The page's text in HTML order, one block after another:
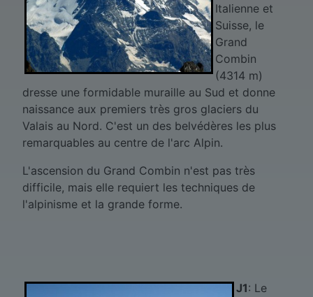
Italienne et
Suisse, le
Grand
Combin
(4314 m)
dresse une formidable muraille au Sud et donne
naissance aux premiers très gros glaciers du
Valais au Nord. C'est un des belvédères les plus
remarquables au centre de l'arc Alpin.
L'ascension du Grand Combin n'est pas très
difficile, mais elle requiert les techniques de
l'alpinisme et la grande forme.
J1: Le